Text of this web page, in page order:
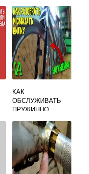
КАК
ОБСЛУЖИВАТЬ
ПРУЖИННО
ВИЛКУ
ВЕЛОСИПЕДА